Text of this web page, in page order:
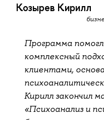
Козырев Кирилл
Программа
комплексный
клиентами,
Кирилл закончил
«Психоанализ и